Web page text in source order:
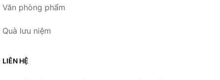
Văn phòng phẩm
Quà lưu niệm
LIÊN HỆ